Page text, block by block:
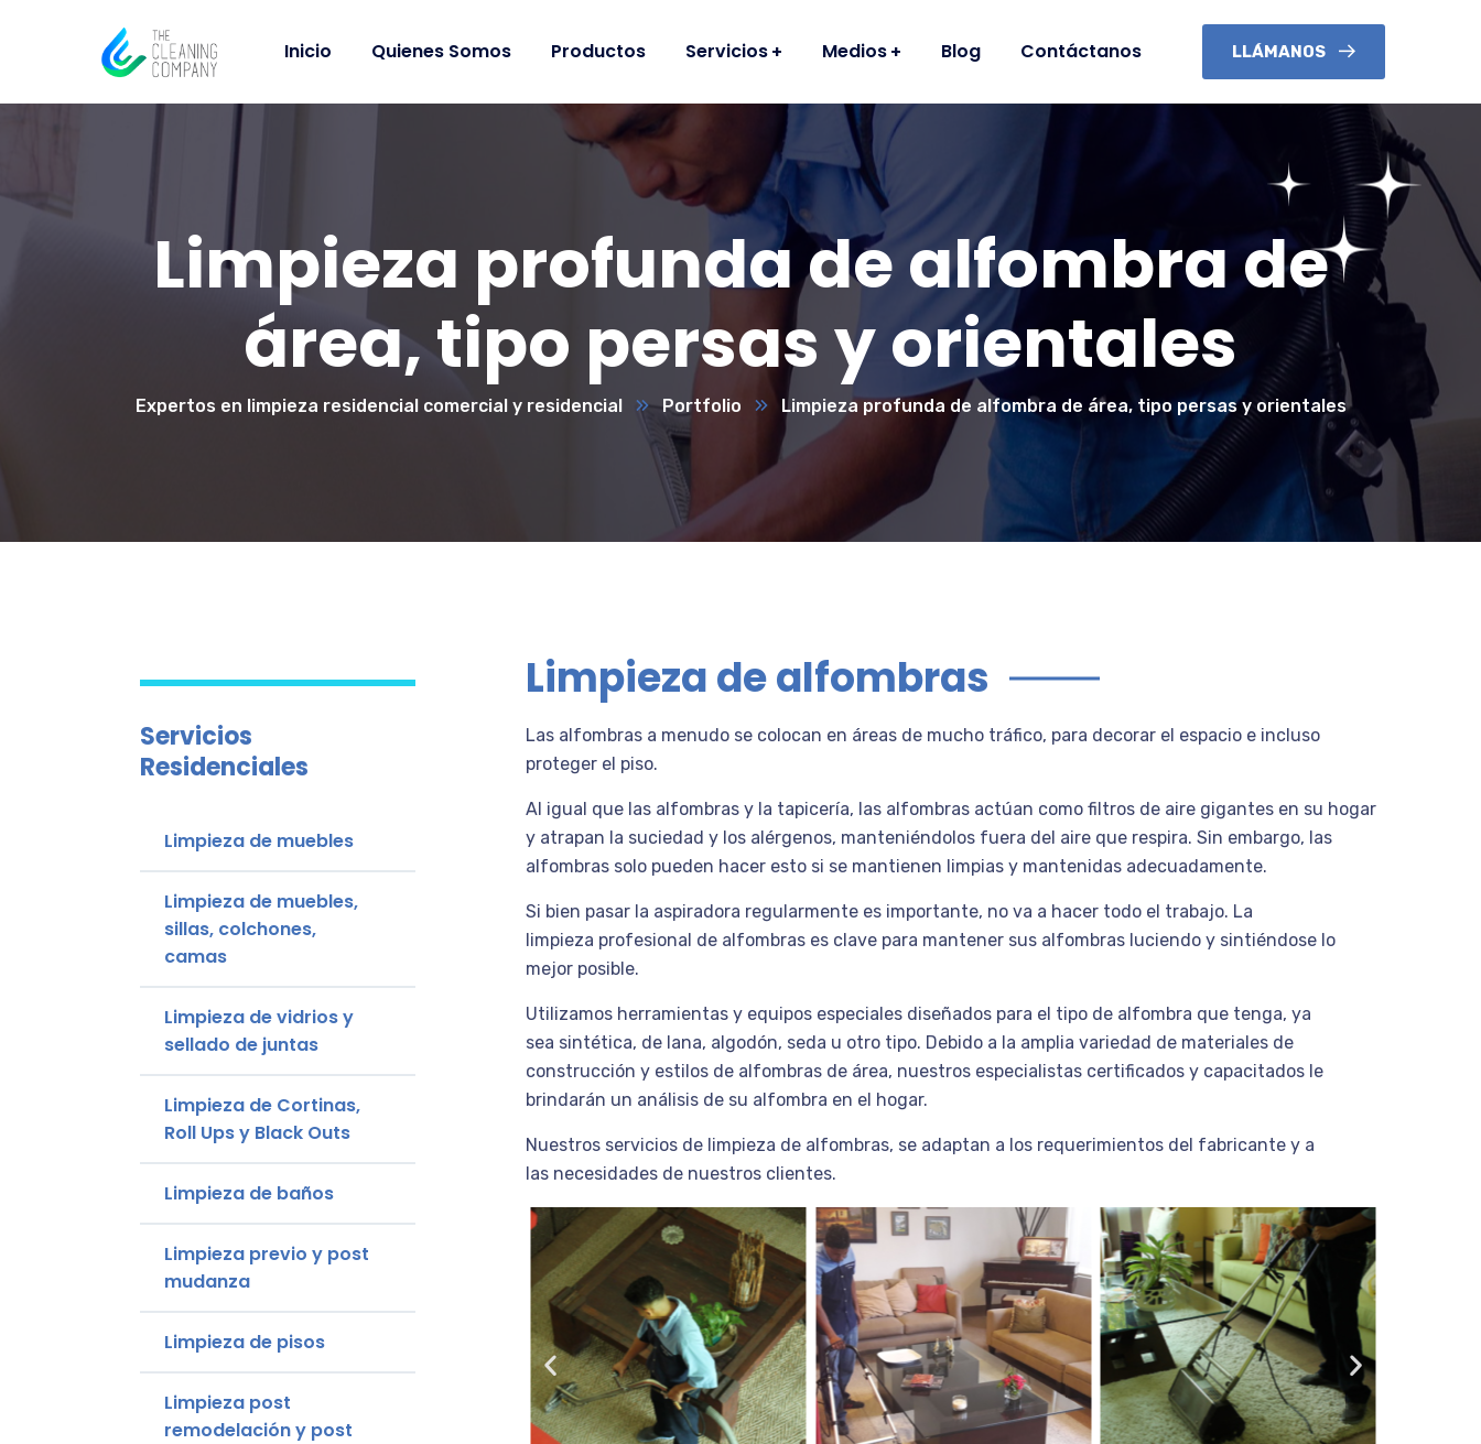
Inicio Quienes Somos Productos Servicios Medios Blog Contáctanos LLÁMANOS
Limpieza profunda de alfombra de
área, tipo persas y orientales
Expertos en limpieza residencial comercial y residencial Portfolio Limpieza profunda de alfombra de área, tipo persas y orientales
Servicios
Residenciales
Limpieza de muebles
Limpieza de muebles,
sillas, colchones,
camas
Limpieza de vidrios y
sellado de juntas
Limpieza de Cortinas,
Roll Ups y Black Outs
Limpieza de baños
Limpieza previo y post
mudanza
Limpieza de pisos
Limpieza post
remodelación y post
Limpieza de alfombras
Las alfombras a menudo se colocan en áreas de mucho tráfico, para decorar el espacio e incluso
proteger el piso.
Al igual que las alfombras y la tapicería, las alfombras actúan como filtros de aire gigantes en su hogar
y atrapan la suciedad y los alérgenos, manteniéndolos fuera del aire que respira. Sin embargo, las
alfombras solo pueden hacer esto si se mantienen limpias y mantenidas adecuadamente.
Si bien pasar la aspiradora regularmente es importante, no va a hacer todo el trabajo. La
limpieza profesional de alfombras es clave para mantener sus alfombras luciendo y sintiéndose lo
mejor posible.
Utilizamos herramientas y equipos especiales diseñados para el tipo de alfombra que tenga, ya
sea sintética, de lana, algodón, seda u otro tipo. Debido a la amplia variedad de materiales de
construcción y estilos de alfombras de área, nuestros especialistas certificados y capacitados le
brindarán un análisis de su alfombra en el hogar.
Nuestros servicios de limpieza de alfombras, se adaptan a los requerimientos del fabricante y a
las necesidades de nuestros clientes.